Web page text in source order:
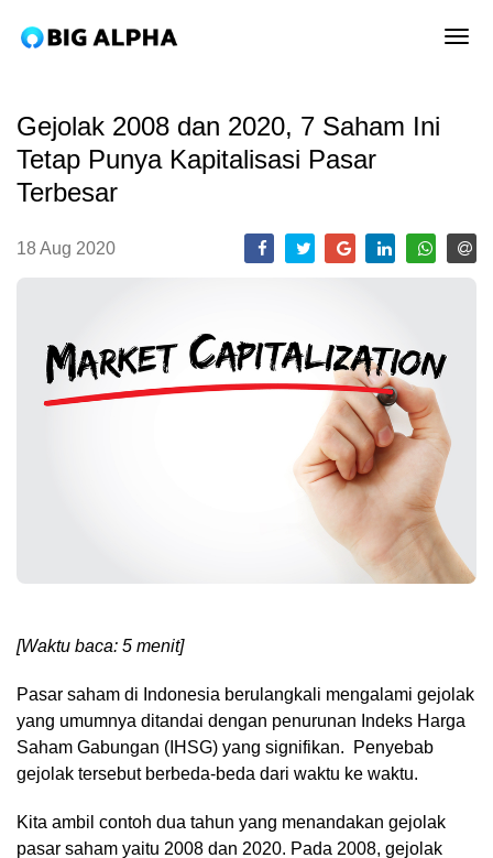
Gejolak 2008 dan 2020, 7 Saham Ini
Tetap Punya Kapitalisasi Pasar
Terbesar
18 Aug 2020
[Waktu baca: 5 menit]
Pasar saham di Indonesia berulangkali mengalami gejolak
yang umumnya ditandai dengan penurunan Indeks Harga
Saham Gabungan (IHSG) yang signifikan. Penyebab
gejolak tersebut berbeda-beda dari waktu ke waktu.
Kita ambil contoh dua tahun yang menandakan gejolak
pasar saham yaitu 2008 dan 2020. Pada 2008, gejolak